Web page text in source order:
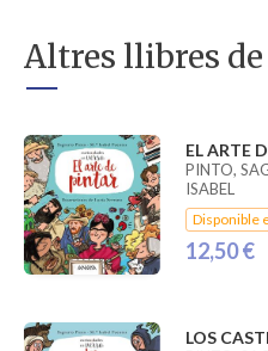
Altres llibres
EL ARTE
PINTO,
ISABEL
Disponible
12,50 €
LOS